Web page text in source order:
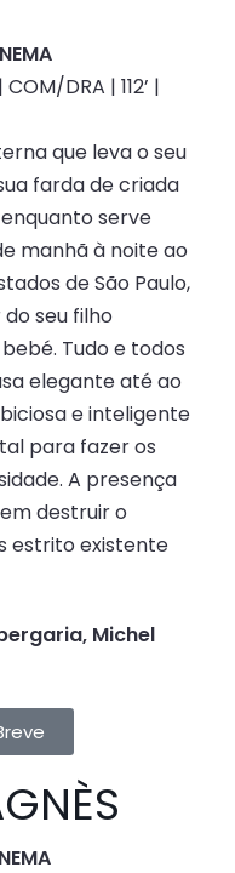
DRA | 112’ |
que leva o seu
farda de criada
serve
manhã à noite ao
de São Paulo,
seu filho
Tudo e todos
elegante até ao
e inteligente
para fazer os
A presença
destruir o
estrito existente
Michel